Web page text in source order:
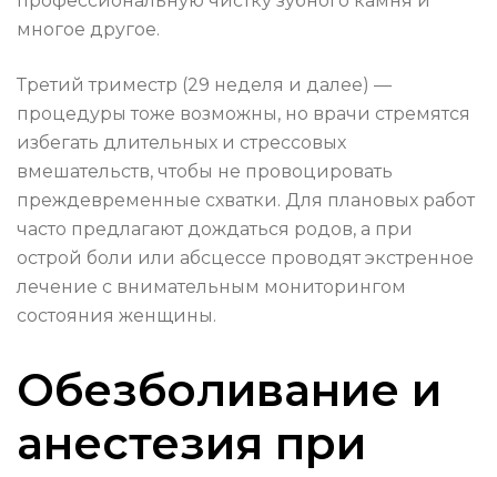
многое другое.
Третий триместр (29 неделя и далее) —
процедуры тоже возможны, но врачи стремятся
избегать длительных и стрессовых
вмешательств, чтобы не провоцировать
преждевременные схватки. Для плановых работ
часто предлагают дождаться родов, а при
острой боли или абсцессе проводят экстренное
лечение с внимательным мониторингом
состояния женщины.
Обезболивание и
анестезия при